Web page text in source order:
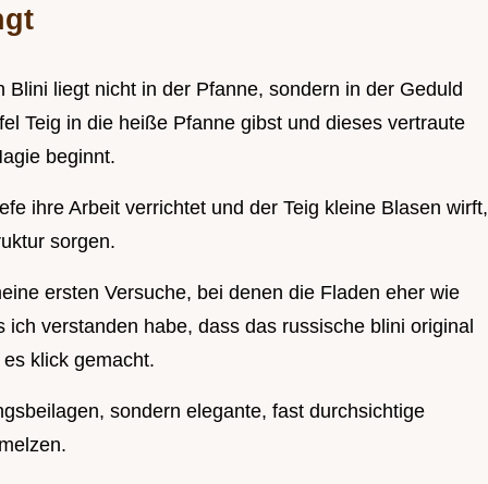
liegt nicht in der Pfanne, sondern in der Geduld
Teig in die heiße Pfanne gibst und dieses vertraute
beginnt.
ihre Arbeit verrichtet und der Teig kleine Blasen wirft,
sorgen.
ersten Versuche, bei denen die Fladen eher wie
verstanden habe, dass das russische blini original
klick gemacht.
sondern elegante, fast durchsichtige